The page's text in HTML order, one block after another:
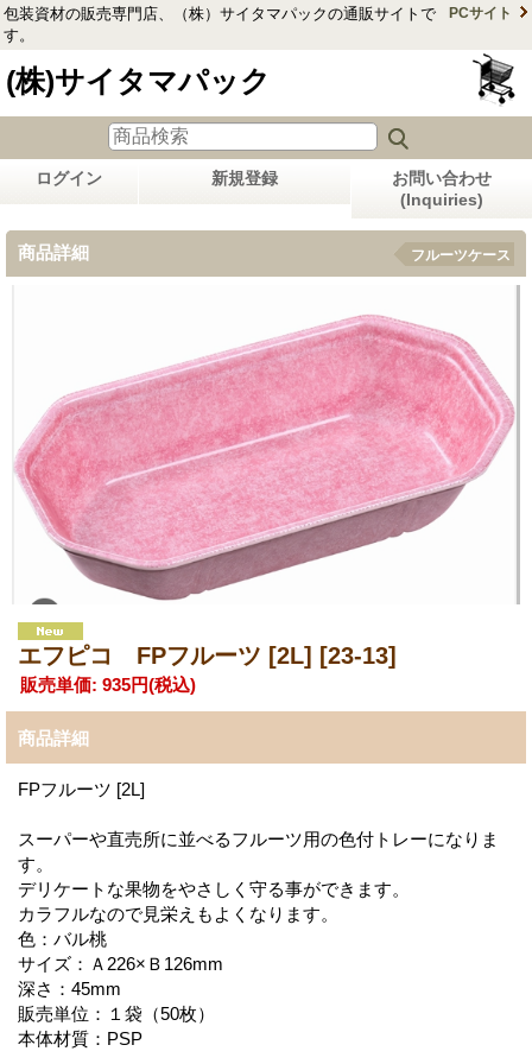
包装資材の販売専門店、（株）サイタマパックの通販サイトで
す。
PCサイト
(株)サイタマパック
ログイン 新規登録
お問い合わせ
(Inquiries)
商品詳細 フルーツケース
エフピコ FPフルーツ [2L] [23-13]
販売単価: 935円(税込)
商品詳細
FPフルーツ [2L]
スーパーや直売所に並べるフルーツ用の色付トレーになりま
す。
デリケートな果物をやさしく守る事ができます。
カラフルなので見栄えもよくなります。
色：バル桃
サイズ：Ａ226×Ｂ126mm
深さ：45mm
販売単位：１袋（50枚）
本体材質：PSP